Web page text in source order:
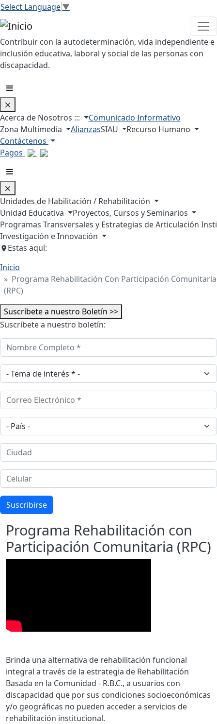
Pasar al contenido principal
Select Language▼
Contribuir con la autodeterminación, vida independiente e
inclusión educativa, laboral y social de las personas con
discapacidad.
Acerca de Nosotros :::
Comunicado Informativo
Zona Multimedia
AlianzasSIAU
Recurso Humano
Contáctenos
Pagos
Unidades de Habilitación / Rehabilitación
Unidad Educativa
Proyectos, Cursos y Seminarios
Programas Transversales y Estrategias de Articulación
Investigación e Innovación
Estas aquí:
Inicio
Programa Rehabilitación Con Participación Comunitaria
(RPC)
Suscríbete a nuestro Boletín >>
Suscríbete a nuestro boletín:
Nombre Completo
Tema de interes
Correo Electrónico
País
Ciudad
Celular
Suscribirse
Programa Rehabilitación con
Participación Comunitaria (RPC)
Brinda una alternativa de rehabilitación funcional
integral a través de la estrategia de Rehabilitación
Basada en la Comunidad - R.B.C., a usuarios con
discapacidad que por sus condiciones socioeconómicas
y/o geográficas no pueden acceder a servicios de
rehabilitación institucional.